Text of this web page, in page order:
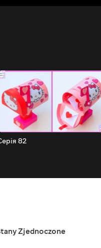
82
Zjednoczone